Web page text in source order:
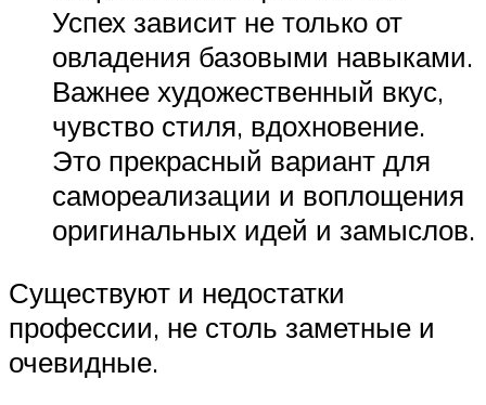
Успех зависит не только от
овладения базовыми навыками.
Важнее художественный вкус,
чувство стиля, вдохновение.
Это прекрасный вариант для
самореализации и воплощения
оригинальных идей и замыслов.
Существуют и недостатки
профессии, не столь заметные и
очевидные.